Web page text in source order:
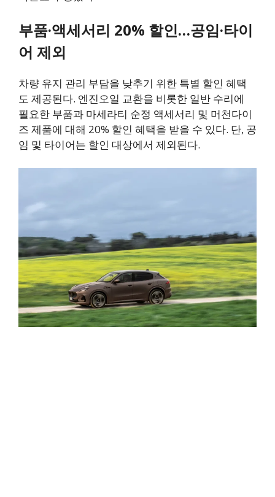
부품·액세서리 20% 할인…공임·타이
어 제외
차량 유지 관리 부담을 낮추기 위한 특별 할인 혜택
도 제공된다. 엔진오일 교환을 비롯한 일반 수리에
필요한 부품과 마세라티 순정 액세서리 및 머천다이
즈 제품에 대해 20% 할인 혜택을 받을 수 있다. 단, 공
임 및 타이어는 할인 대상에서 제외된다.